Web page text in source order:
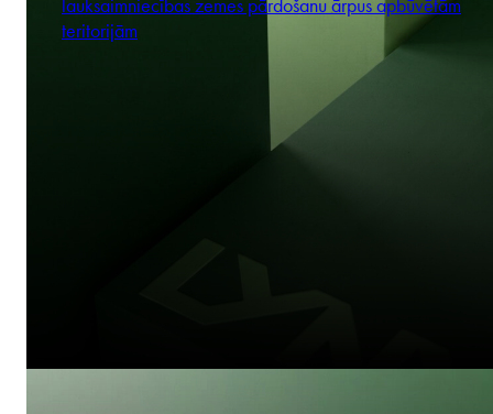
lauksaimniecības zemes pārdošanu ārpus apbūvētām
teritorijām